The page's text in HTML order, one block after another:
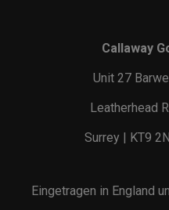
Callaway
Unit 27
Leatherhead
Surrey | KT9
Eingetragen in England